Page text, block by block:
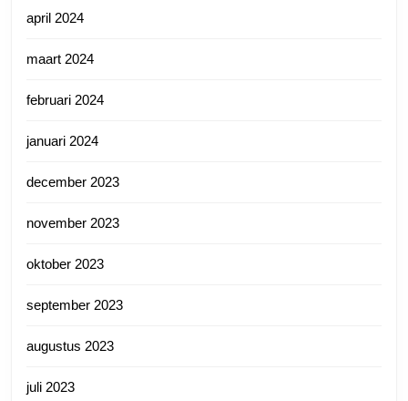
april 2024
maart 2024
februari 2024
januari 2024
december 2023
november 2023
oktober 2023
september 2023
augustus 2023
juli 2023